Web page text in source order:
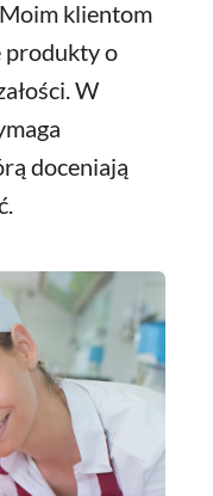
klientom
produkty o
W
doceniają